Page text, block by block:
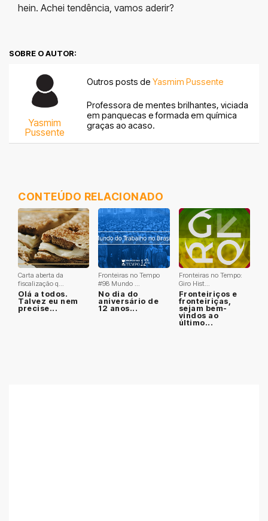
hein. Achei tendência, vamos aderir?
SOBRE O AUTOR:
Yasmim
Pussente
Outros posts de Yasmim Pussente
Professora de mentes brilhantes, viciada
em panquecas e formada em química
graças ao acaso.
CONTEÚDO RELACIONADO
Carta aberta da
fiscalização q...
Olá a todos.
Talvez eu nem
precise...
Fronteiras no Tempo
#98 Mundo ...
No dia do
aniversário de
12 anos...
Fronteiras no Tempo:
Giro Hist...
Fronteiriços e
fronteiriças,
sejam bem-
vindos ao
último...